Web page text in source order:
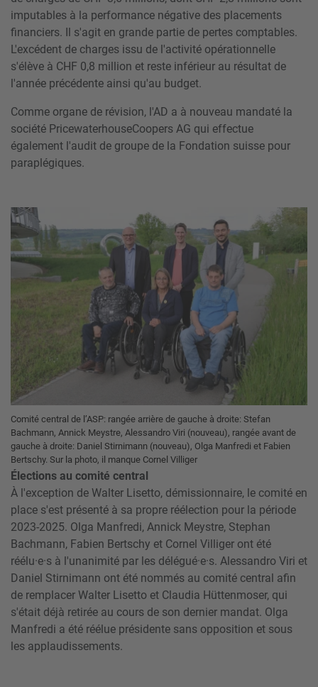
imputables à la performance négative des placements
financiers. Il s'agit en grande partie de pertes comptables.
L'excédent de charges issu de l'activité opérationnelle
s'élève à CHF 0,8 million et reste inférieur au résultat de
l'année précédente ainsi qu'au budget.
Comme organe de révision, l'AD a à nouveau mandaté la
société PricewaterhouseCoopers AG qui effectue
également l'audit de groupe de la Fondation suisse pour
paraplégiques.
Comité central de l’ASP: rangée arrière de gauche à droite: Stefan
Bachmann, Annick Meystre, Alessandro Viri (nouveau), rangée avant de
gauche à droite: Daniel Stirnimann (nouveau), Olga Manfredi et Fabien
Bertschy. Sur la photo, il manque Cornel Villiger
Élections au comité central
À l'exception de Walter Lisetto, démissionnaire, le comité en
place s'est présenté à sa propre réélection pour la période
2023-2025. Olga Manfredi, Annick Meystre, Stephan
Bachmann, Fabien Bertschy et Cornel Villiger ont été
réélu·e·s à l'unanimité par les délégué·e·s. Alessandro Viri et
Daniel Stirnimann ont été nommés au comité central afin
de remplacer Walter Lisetto et Claudia Hüttenmoser, qui
s'était déjà retirée au cours de son dernier mandat. Olga
Manfredi a été réélue présidente sans opposition et sous
les applaudissements.